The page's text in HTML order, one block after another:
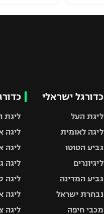
כדורגל ישראלי
ליגת העל
ליגה לאומית
גביע הטוטו
ליגיונרים
גביע המדינה
נבחרת ישראל
מכבי חיפה
ליגת
ליגה
ליגה
ליגה
ליגה
ליגה
ליגה